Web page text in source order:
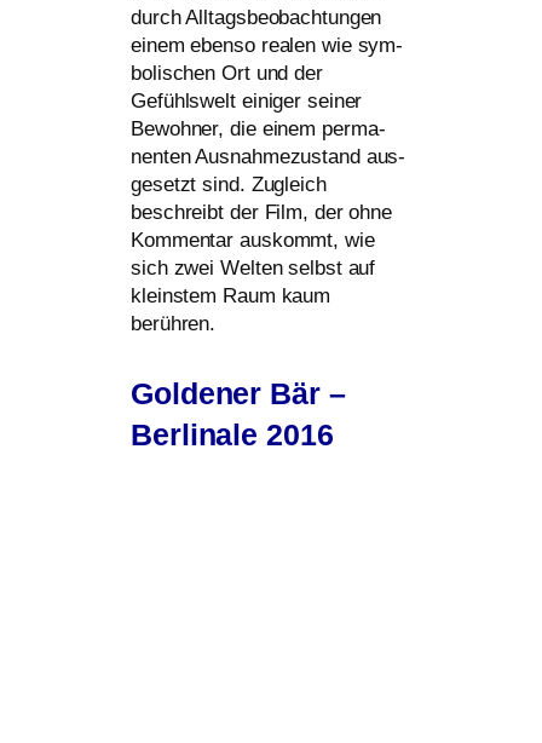
durch Alltagsbeobachtungen
einem eben­so rea­len wie sym­
bo­li­schen Ort und der
Gefühlswelt eini­ger sei­ner
Bewohner, die einem per­ma­
nen­ten Ausnahmezustand aus­
ge­setzt sind. Zugleich
beschreibt der Film, der ohne
Kommentar aus­kommt, wie
sich zwei Welten selbst auf
kleins­tem Raum kaum
berühren.
Goldener Bär –
Berlinale 2016